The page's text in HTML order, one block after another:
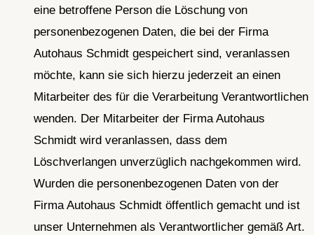
eine betroffene Person die Löschung von
personenbezogenen Daten, die bei der Firma
Autohaus Schmidt gespeichert sind, veranlassen
möchte, kann sie sich hierzu jederzeit an einen
Mitarbeiter des für die Verarbeitung Verantwortlichen
wenden. Der Mitarbeiter der Firma Autohaus
Schmidt wird veranlassen, dass dem
Löschverlangen unverzüglich nachgekommen wird.
Wurden die personenbezogenen Daten von der
Firma Autohaus Schmidt öffentlich gemacht und ist
unser Unternehmen als Verantwortlicher gemäß Art.